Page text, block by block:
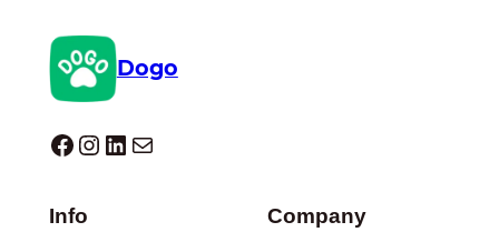
Dogo
Dogo facebook InstagramLinkedIn E-mail
Info Company